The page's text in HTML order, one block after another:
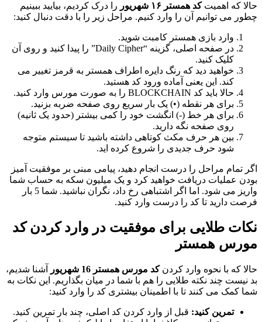
حالا که اهمیتکد همستر ۱۶ شهریور
را درک کردیم، بیایید ببینیم
چطور می توانیم آن را وارد کنیم. مراحل زیر را با دقت دنبال کنید:
وارد بازی همستر کامبت شوید.
در صفحه اصلی، گزینه “Daily Cipher” را پیدا کنید و روی آن
کلیک کنید.
خواهید دید که رنگ دایره اطراف همستر به قرمز تغییر می
کند. این یعنی آماده ورود کد هستید.
حالا باید کد BLOCKCHAIN را به صورت مورس وارد کنید.
برای هر نقطه (•) یک بار سریع روی صفحه ضربه بزنید.
برای هر خط (-) انگشت خود را کمی بیشتر (حدود یک ثانیه)
روی صفحه نگه دارید.
بین هر حرف مکث کوتاهی داشته باشید تا سیستم متوجه
شود حرف جدیدی را شروع کرده اید.
اگر تمام مراحل را درست انجام دهید، پیامی مبنی بر موفقیت آمیز
بودن عملیات دریافت خواهید کرد و یک میلیون سکه به حساب شما
واریز می شود. اما اگر اشتباهی رخ داد، نگران نباشید. شما 5 بار
فرصت دارید تا کد را درست وارد کنید.
نکات طلایی برای موفقیت در وارد کردن کد
مورس همستر
حالا که با نحوه وارد کردنکد مورس همستر 16 شهریور
آشنا شدیم،
بد نیست چند نکته طلایی را هم با شما در میان بگذاریم. این نکات به
شما کمک می کنند تا با اطمینان بیشتری کد را وارد کنید:
تمرین کنید: قبل از وارد کردن کد اصلی، چند بار تمرین کنید.